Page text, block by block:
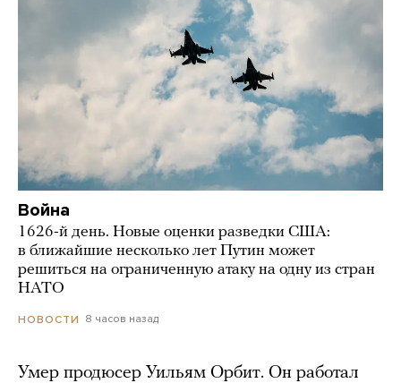
Война
1626-й день. Новые оценки разведки США:
в ближайшие несколько лет Путин может
решиться на ограниченную атаку на одну из стран
НАТО
НОВОСТИ 8 часов назад
Умер продюсер Уильям Орбит. Он работал